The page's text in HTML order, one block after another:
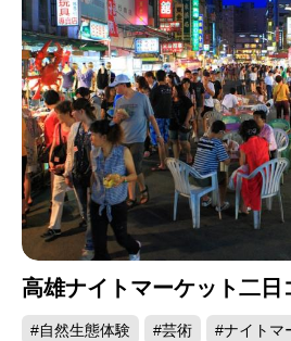
高雄ナイトマーケット二日
#自然生態体験 #芸術 #ナイトマ